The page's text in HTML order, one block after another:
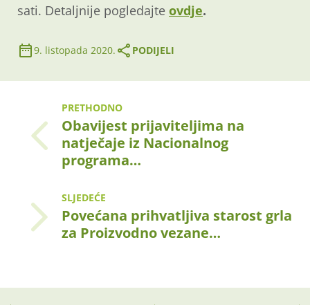
sati. Detaljnije pogledajte ovdje.
9. listopada 2020. PODIJELI
PRETHODNO
Obavijest prijaviteljima na
natječaje iz Nacionalnog
programa…
SLJEDEĆE
Povećana prihvatljiva starost grla
za Proizvodno vezane…